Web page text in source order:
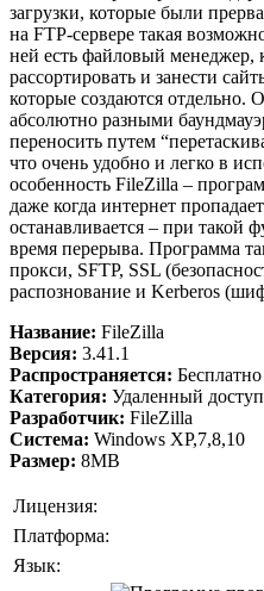
загрузки, которые были
на FTP-сервере такая
ней есть файловый менеджер,
рассортировать и занести
которые создаются отдельно.
абсолютно разными
переносить путем
что очень удобно и легко в
особенность FileZilla –
даже когда интернет
останавливается – при такой
время перерыва. Программа
прокси, SFTP, SSL
распознование и Kerberos
Название: FileZilla
Версия: 3.41.1
Распространяется: Бесплатно
Категория: Удаленный доступ
Разработчик: FileZilla
Cистема: Windows XP,7,8,10
Размер: 8MB
Лицензия:
Платформа:
Язык: